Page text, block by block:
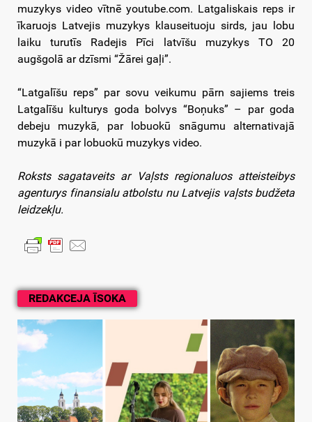
REDAKCEJA ĪSOKA
muzykys video vītnē youtube.com. Latgaliskais reps ir
īkaruojs Latvejis muzykys klauseituoju sirds, jau lobu
laiku turutīs Radejis Pīci latvīšu muzykys TO 20
augšgolā ar dzīsmi “Žārei gaļi”.
“Latgalīšu reps” par sovu veikumu pārn sajiems treis
Latgalīšu kulturys goda bolvys “Boņuks” – par goda
debeju muzykā, par lobuokū snāgumu alternativajā
muzykā i par lobuokū muzykys video.
Roksts sagataveits ar Vaļsts regionaluos atteisteibys
agenturys finansialu atbolstu nu Latvejis vaļsts budžeta
leidzekļu.